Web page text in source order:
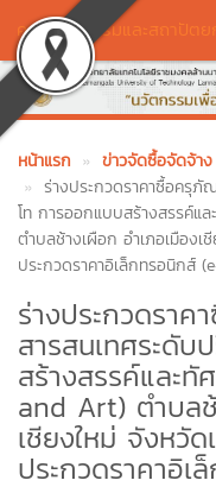
คณะศิลปกรรมและสถาปัต
หน้าแรก
ข่าวจัดซื้อจัดจ้าง
ร่างประกวดราคาซื้อครุ
โท การออกแบบสร้างสรรค์แ
ตำบลช้างเผือก อำเภอเมืองเ
ประกวดราคาอิเล็กทรอนิกส์
ร่างประกวดรา
สารสนเทศระดั
สร้างสรรค์และ
and Art) ตำบล
เชียงใหม่ จังหวั
ประกวดราคาอิ